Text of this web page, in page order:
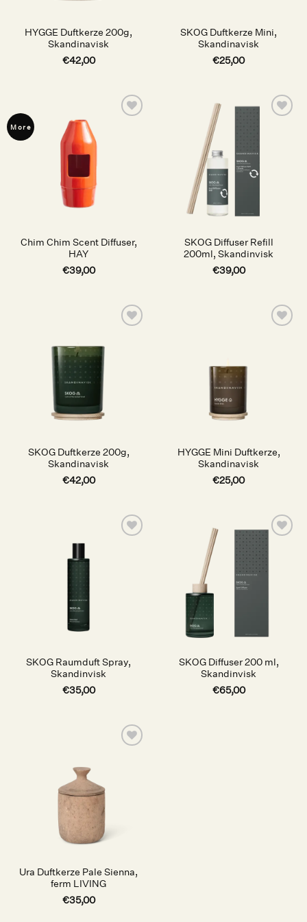
HYGGE Duftkerze 200g,
Skandinavisk
€42,00
SKOG Duftkerze Mini,
Skandinavisk
€25,00
More
Wunschliste
Chim Chim Scent Diffuser,
HAY
€39,00
SKOG Diffuser Refill
200ml, Skandinvisk
€39,00
Wunschliste
SKOG Duftkerze 200g,
Skandinavisk
€42,00
HYGGE Mini Duftkerze,
Skandinavisk
€25,00
SKOG Raumduft Spray,
Skandinvisk
€35,00
Auf die
Wunschliste
SKOG Diffuser 200 ml,
Skandinvisk
€65,00
Ura Duftkerze Pale Sienna,
ferm LIVING
€35,00